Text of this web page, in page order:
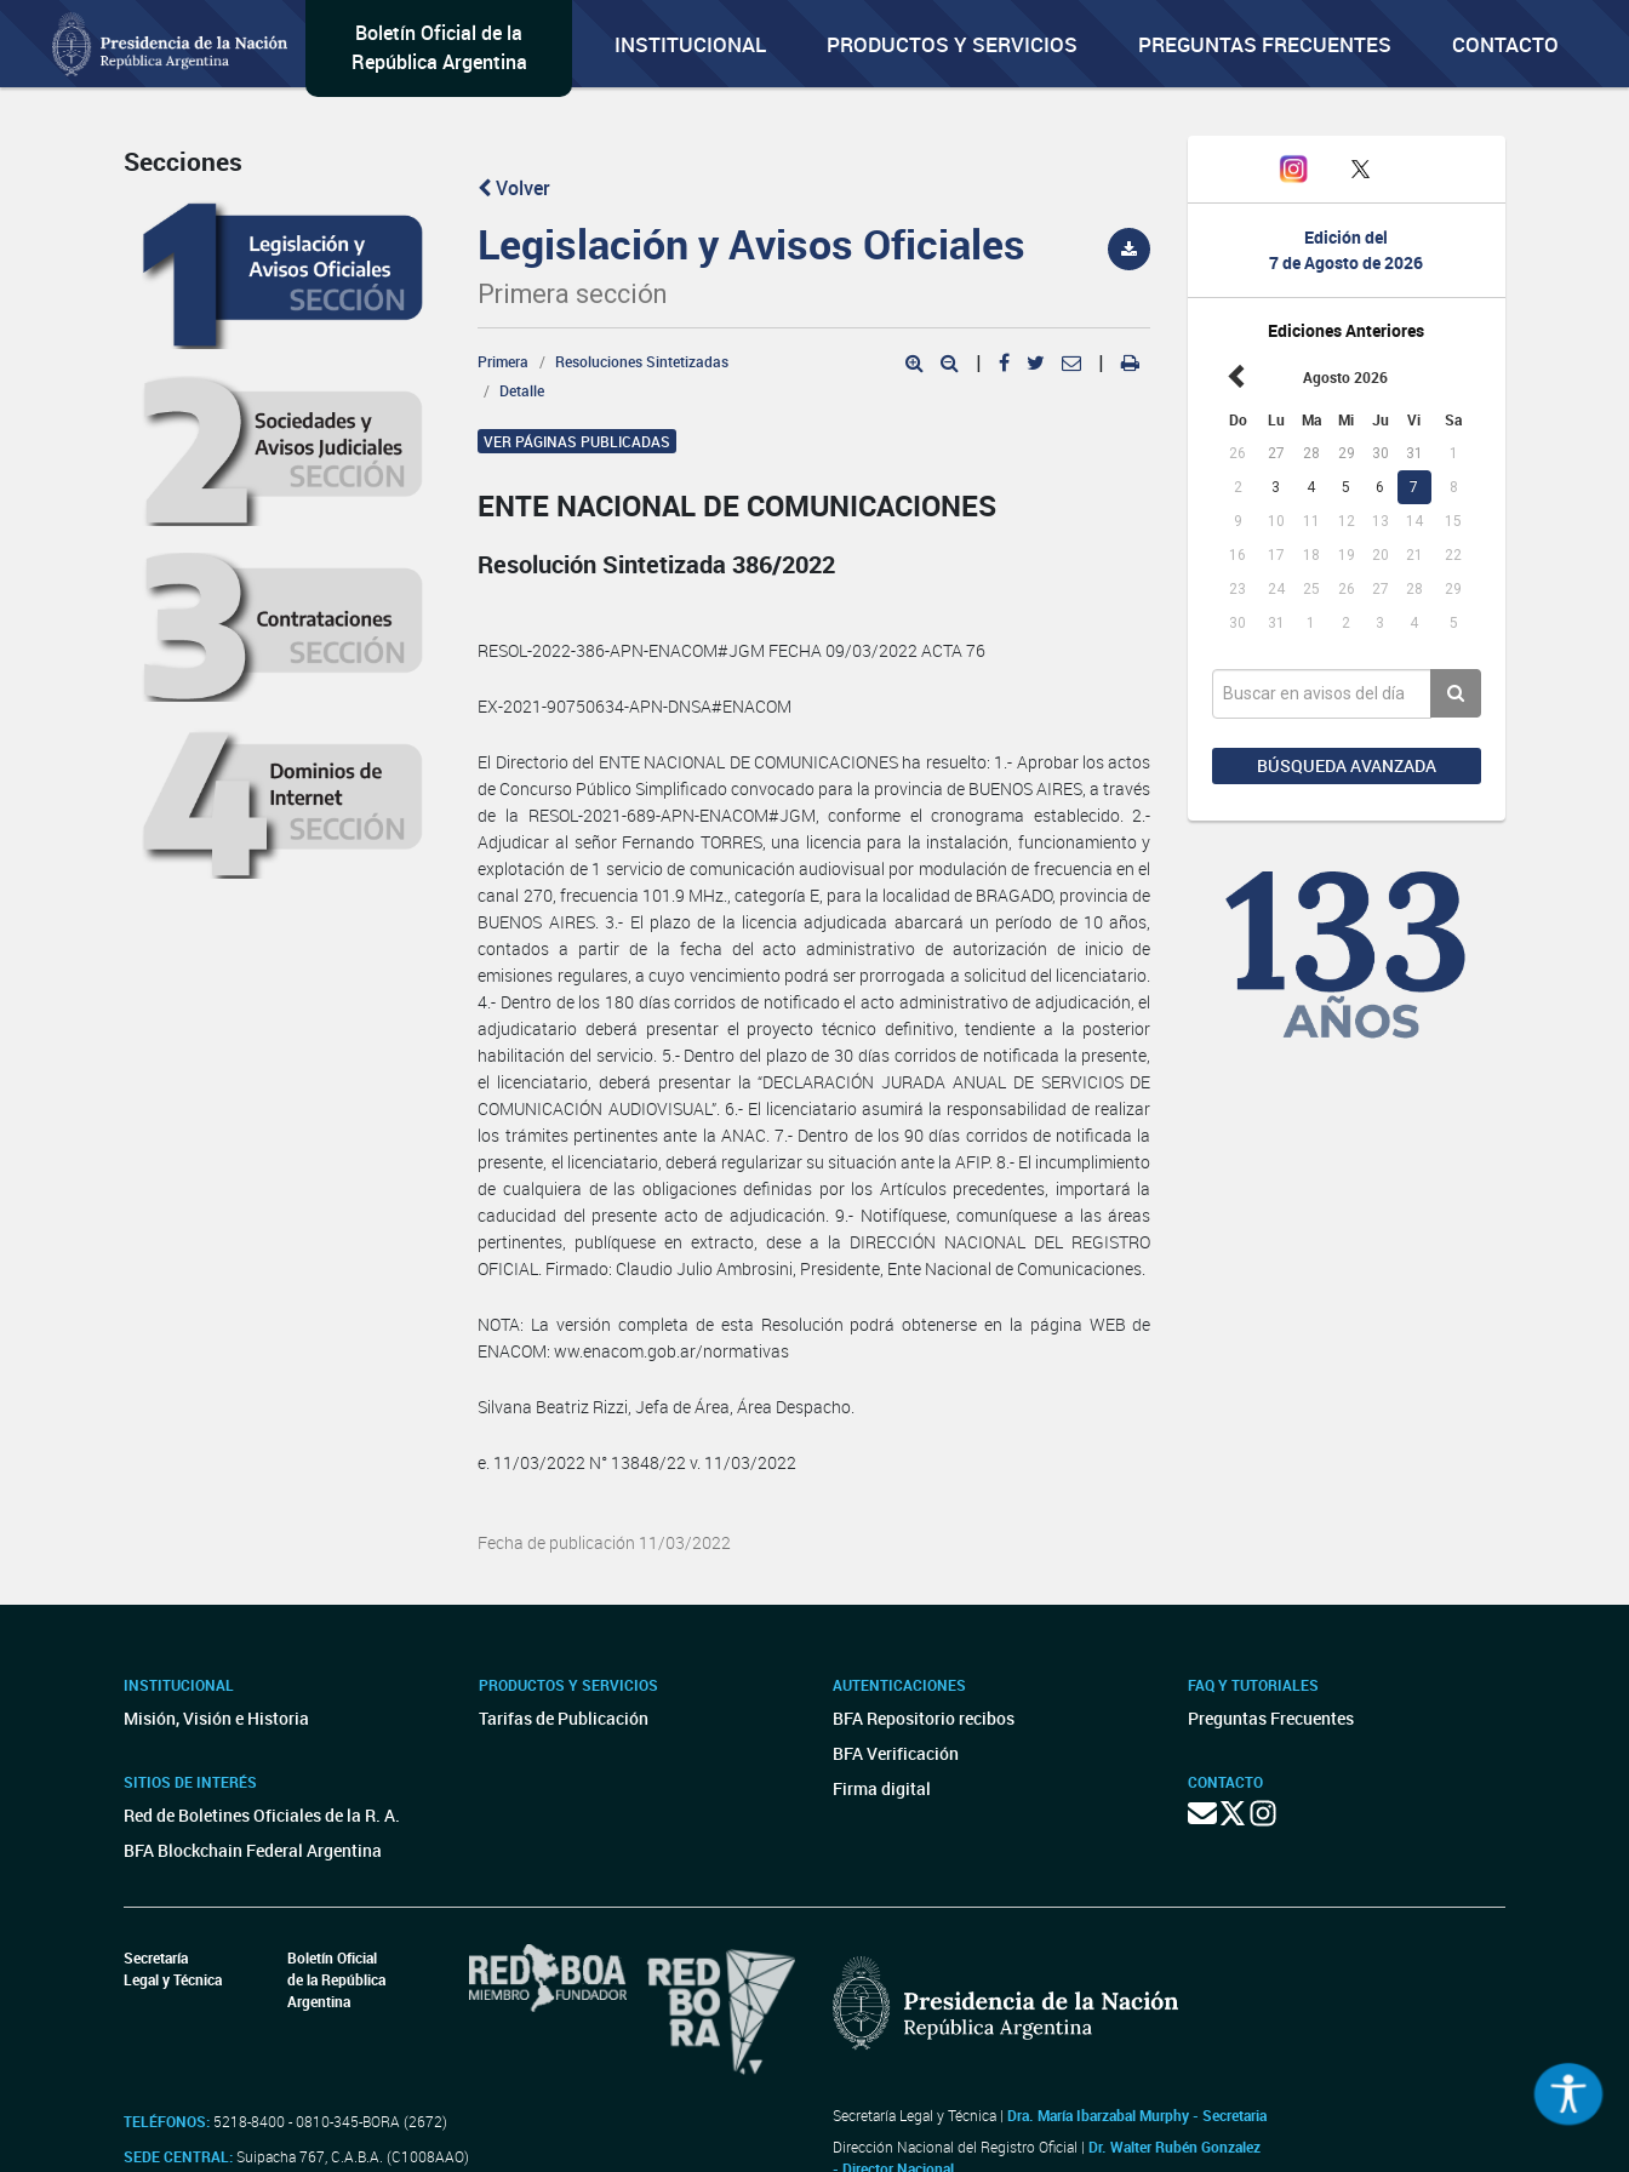
Boletín Oficial de la
República Argentina
INSTITUCIONAL PRODUCTOS Y SERVICIOS PREGUNTAS FRECUENTES CONTACTO
Edición del
7 de Agosto de 2026
Ediciones Anteriores
Agosto 2026
Do Lu Ma Mi Ju Vi Sa
26 27 28 29 30 31
1
2
3 4 5 6 7
8
9
10 11 12 13 14
15
16
17 18 19 20 21
22
23
24 25 26 27 28
29
30
31 1 2 3 4 5
BÚSQUEDA AVANZADA
Secciones
Volver
Legislación y Avisos Oficiales
Primera sección
Primera
Resoluciones Sintetizadas
Detalle
| |
VER PÁGINAS PUBLICADAS
ENTE NACIONAL DE COMUNICACIONES
Resolución Sintetizada 386/2022
RESOL-2022-386-APN-ENACOM#JGM FECHA 09/03/2022 ACTA 76
EX-2021-90750634-APN-DNSA#ENACOM
El Directorio del ENTE NACIONAL DE COMUNICACIONES ha resuelto: 1.- Aprobar los actos
de Concurso Público Simplificado convocado para la provincia de BUENOS AIRES, a través
de la RESOL-2021-689-APN-ENACOM#JGM, conforme el cronograma establecido. 2.-
Adjudicar al señor Fernando TORRES, una licencia para la instalación, funcionamiento y
explotación de 1 servicio de comunicación audiovisual por modulación de frecuencia en el
canal 270, frecuencia 101.9 MHz., categoría E, para la localidad de BRAGADO, provincia de
BUENOS AIRES. 3.- El plazo de la licencia adjudicada abarcará un período de 10 años,
contados a partir de la fecha del acto administrativo de autorización de inicio de
emisiones regulares, a cuyo vencimiento podrá ser prorrogada a solicitud del licenciatario.
4.- Dentro de los 180 días corridos de notificado el acto administrativo de adjudicación, el
adjudicatario deberá presentar el proyecto técnico definitivo, tendiente a la posterior
habilitación del servicio. 5.- Dentro del plazo de 30 días corridos de notificada la presente,
el licenciatario, deberá presentar la “DECLARACIÓN JURADA ANUAL DE SERVICIOS DE
COMUNICACIÓN AUDIOVISUAL”. 6.- El licenciatario asumirá la responsabilidad de realizar
los trámites pertinentes ante la ANAC. 7.- Dentro de los 90 días corridos de notificada la
presente, el licenciatario, deberá regularizar su situación ante la AFIP. 8.- El incumplimiento
de cualquiera de las obligaciones definidas por los Artículos precedentes, importará la
caducidad del presente acto de adjudicación. 9.- Notifíquese, comuníquese a las áreas
pertinentes, publíquese en extracto, dese a la DIRECCIÓN NACIONAL DEL REGISTRO
OFICIAL. Firmado: Claudio Julio Ambrosini, Presidente, Ente Nacional de Comunicaciones.
NOTA: La versión completa de esta Resolución podrá obtenerse en la página WEB de
ENACOM: ww.enacom.gob.ar/normativas
Silvana Beatriz Rizzi, Jefa de Área, Área Despacho.
e. 11/03/2022 N° 13848/22 v. 11/03/2022
Fecha de publicación 11/03/2022
INSTITUCIONAL
Misión, Visión e Historia
SITIOS DE INTERÉS
Red de Boletines Oficiales de la R. A.
BFA Blockchain Federal Argentina
PRODUCTOS Y SERVICIOS
Tarifas de Publicación
AUTENTICACIONES
BFA Repositorio recibos
BFA Verificación
Firma digital
FAQ Y TUTORIALES
Preguntas Frecuentes
CONTACTO
Secretaría
Legal y Técnica
Boletín Oficial
de la República
Argentina
TELÉFONOS: 5218-8400 - 0810-345-BORA (2672)
SEDE CENTRAL:Suipacha 767, C.A.B.A. (C1008AAO)
Secretaría Legal y Técnica | Dra. María Ibarzabal Murphy - Secretaria
Dirección Nacional del Registro Oficial | Dr. Walter Rubén Gonzalez
- Director Nacional